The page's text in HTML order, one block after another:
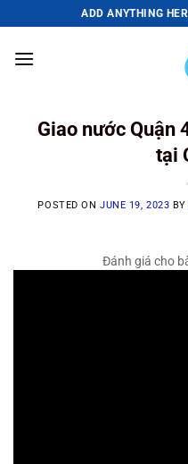
to
content
ADD ANYTHING
Giao nước Quận
tại
POSTED ONJUNE 19, 2023 BY
Đánh giá cho